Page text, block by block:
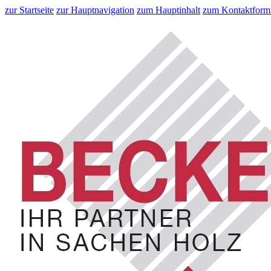
zur Startseite zur Hauptnavigation zum Hauptinhalt zum